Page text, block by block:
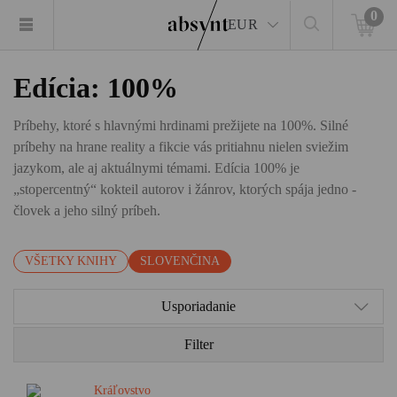
EUR
0
Edícia: 100%
Príbehy, ktoré s hlavnými hrdinami prežijete na 100%. Silné
príbehy na hrane reality a fikcie vás pritiahnu nielen sviežim
jazykom, ale aj aktuálnymi témami. Edícia 100% je
„stopercentný“ kokteil autorov i žánrov, ktorých spája jedno -
človek a jeho silný príbeh.
VŠETKY KNIHY SLOVENČINA
Usporiadanie
Filter